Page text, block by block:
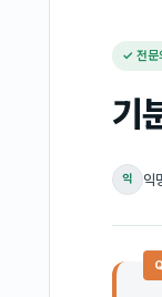
✓ 전문
기
익 익